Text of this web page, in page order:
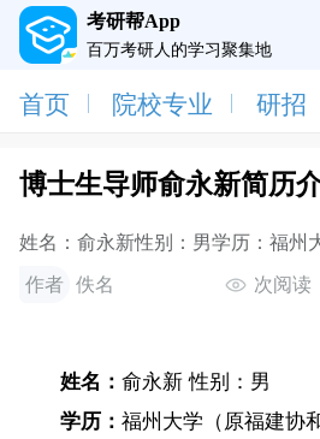
考研帮App
百万考研人的学习聚集地
首页 院校专业 研招
博士生导师俞永新简历
姓名：俞永新性别：男学历：福州
学）毕业专业技术职务：研究员、
业：医学病毒学和生物制品，病毒
作者 佚名 次阅读
姓名： 俞永新 性别：男
学历： 福州大学（原福建协